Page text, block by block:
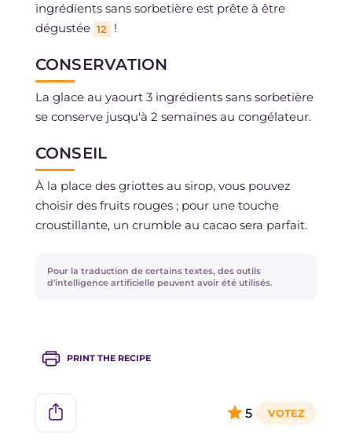
ingrédients sans sorbetière est prête à être
dégustée 12 !
CONSERVATION
La glace au yaourt 3 ingrédients sans sorbetière
se conserve jusqu'à 2 semaines au congélateur.
CONSEIL
À la place des griottes au sirop, vous pouvez
choisir des fruits rouges ; pour une touche
croustillante, un crumble au cacao sera parfait.
Pour la traduction de certains textes, des outils
d'intelligence artificielle peuvent avoir été utilisés.
PRINT THE RECIPE
5